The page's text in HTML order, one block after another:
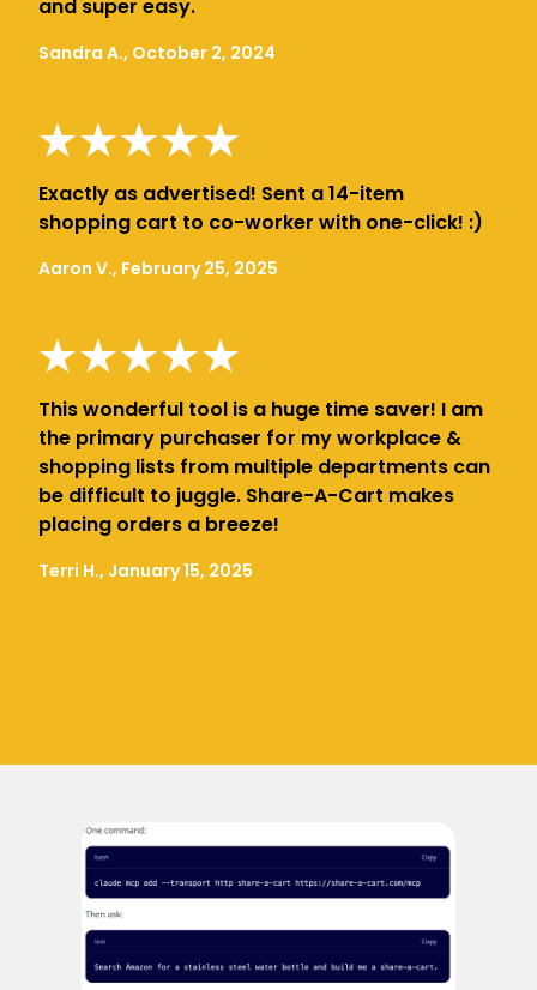
and super easy.
Sandra A., October 2, 2024
Exactly as advertised! Sent a 14-item
shopping cart to co-worker with one-click! :)
Aaron V., February 25, 2025
This wonderful tool is a huge time saver! I am
the primary purchaser for my workplace &
shopping lists from multiple departments can
be difficult to juggle. Share-A-Cart makes
placing orders a breeze!
Terri H., January 15, 2025